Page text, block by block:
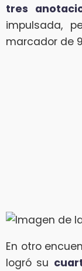
tres
impulsada,
marcador de
En otro
logró su